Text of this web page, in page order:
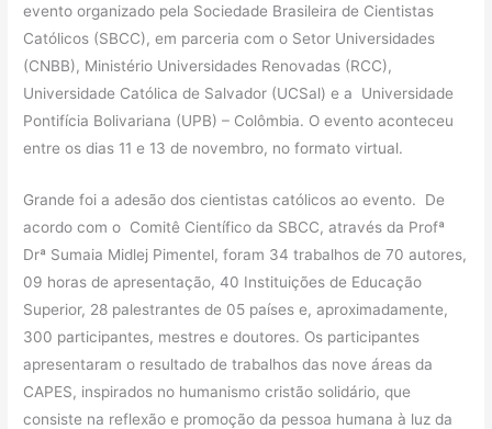
evento organizado pela Sociedade Brasileira de Cientistas
Católicos (SBCC), em parceria com o Setor Universidades
(CNBB), Ministério Universidades Renovadas (RCC),
Universidade Católica de Salvador (UCSal) e a Universidade
Pontifícia Bolivariana (UPB) – Colômbia. O evento aconteceu
entre os dias 11 e 13 de novembro, no formato virtual.
Grande foi a adesão dos cientistas católicos ao evento. De
acordo com o Comitê Científico da SBCC, através da Profª
Drª Sumaia Midlej Pimentel, foram 34 trabalhos de 70 autores,
09 horas de apresentação, 40 Instituições de Educação
Superior, 28 palestrantes de 05 países e, aproximadamente,
300 participantes, mestres e doutores. Os participantes
apresentaram o resultado de trabalhos das nove áreas da
CAPES, inspirados no humanismo cristão solidário, que
consiste na reflexão e promoção da pessoa humana à luz da